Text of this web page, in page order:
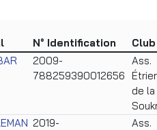
N° Identification
Club
2009-
788259390012656
Ass.
Étrier
de la
2019-
Ass.